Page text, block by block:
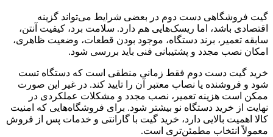
گیت فروشگاهی دست دوم در بعضی شرایط می‌تواند گزینه
اقتصادی باشد، اما ریسک‌هایی هم دارد. سلامت برد، کیفیت آنتن،
سابقه تعمیر، برند دستگاه، موجود بودن قطعات، وضعیت ظاهری،
امکان نصب مجدد و پشتیبانی فنی باید بررسی شود.
خرید گیت دست دوم فقط زمانی منطقی است که دستگاه تست
شود و فروشنده یا نصاب معتبر آن را تایید کند. در غیر این صورت
ممکن است هزینه تعمیر، نصب مجدد و مشکلات عملکردی در
نهایت از خرید دستگاه نو بیشتر شود. برای فروشگاه‌هایی که امنیت
کالا اهمیت بالایی دارد، خرید گیت با گارانتی و خدمات پس از فروش
معمولاً انتخاب مطمئن‌تری است.